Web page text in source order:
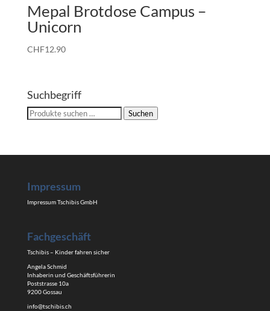
Mepal Brotdose Campus –
Unicorn
CHF12.90
Suchbegriff
Suchen
Suchen
Impressum
Impressum Tschibis GmbH
Fachgeschäft
Tschibis – Kinder fahren sicher
Angela Schmid
Inhaberin und Geschäftsführerin
Poststrasse 10a
9200 Gossau
info@tschibis.ch